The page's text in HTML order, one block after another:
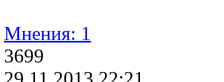
Мнения: 1
3699